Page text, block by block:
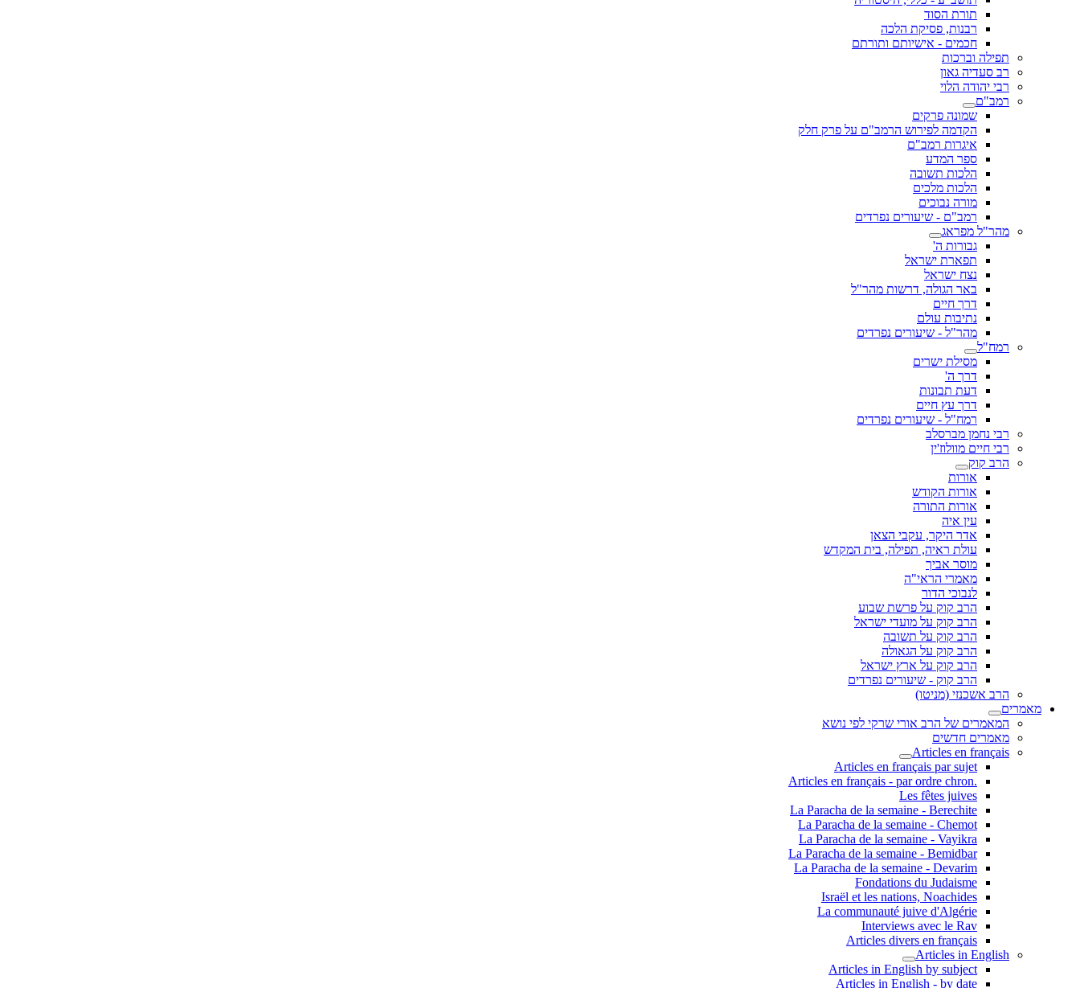
תורת הסוד
רבנות, פסיקת הלכה
חכמים - אישיותם ותורתם
תפילה וברכות
רב סעדיה גאון
רבי יהודה הלוי
רמב"ם
שמונה פרקים
הקדמה לפירוש הרמב"ם על פרק חלק
איגרות רמב"ם
ספר המדע
הלכות תשובה
הלכות מלכים
מורה נבוכים
רמב"ם - שיעורים נפרדים
מהר"ל מפראג
גבורות ה'
תפארת ישראל
נצח ישראל
באר הגולה, דרשות מהר"ל
דרך חיים
נתיבות עולם
מהר"ל - שיעורים נפרדים
רמח"ל
מסילת ישרים
דרך ה'
דעת תבונות
דרך עץ חיים
רמח"ל - שיעורים נפרדים
רבי נחמן מברסלב
רבי חיים מוולוז'ין
הרב קוק
אורות
אורות הקודש
אורות התורה
עין איה
אדר היקר, עקבי הצאן
עולת ראיה, תפילה, בית המקדש
מוסר אביך
מאמרי הראי"ה
לנבוכי הדור
הרב קוק על פרשת שבוע
הרב קוק על מועדי ישראל
הרב קוק על תשובה
הרב קוק על הגאולה
הרב קוק על ארץ ישראל
הרב קוק - שיעורים נפרדים
הרב אשכנזי (מניטו)
מאמרים
המאמרים של הרב אורי שרקי לפי נושא
מאמרים חדשים
Articles en français
Articles en français par sujet
.Articles en français - par ordre chron
Les fêtes juives
La Paracha de la semaine - Berechite
La Paracha de la semaine - Chemot
La Paracha de la semaine - Vayikra
La Paracha de la semaine - Bemidbar
La Paracha de la semaine - Devarim
Fondations du Judaisme
Israël et les nations, Noachides
La communauté juive d'Algérie
Interviews avec le Rav
Articles divers en français
Articles in English
Articles in English by subject
Articles in English - by date